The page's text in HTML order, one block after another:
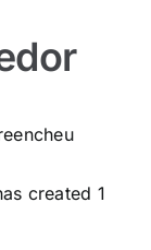
created 1